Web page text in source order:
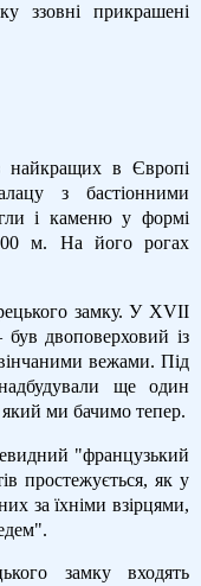
ззовні прикрашені
найкращих в Європі
з бастіонними
і каменю у формі
м. На його рогах
замку. У ХVІІ
двоповерховий із
вежами. Під
ще один
який ми бачимо тепер.
"французький
простежується, як у
за їхніми взірцями,
замку входять